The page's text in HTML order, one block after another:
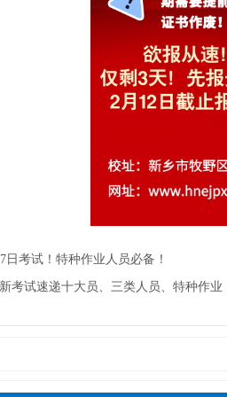
日考试！特种作业人员必备！
考试速递十大员、三类人员、特种作业